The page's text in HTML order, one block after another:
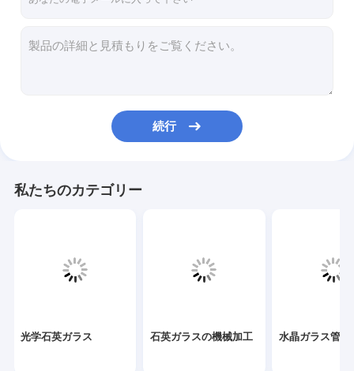
ホウケイ酸ガラス管
レーザースペアパーツ
クォーツ装置
カスタムガラス部品
続行
私たちのカテゴリー
光学石英ガラス 石英ガラスの機械加工 水晶ガラス管